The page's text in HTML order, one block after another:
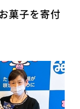
菓子を寄付